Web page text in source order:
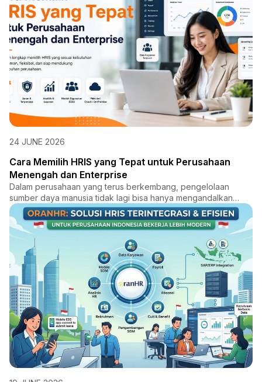
24 JUNE 2026
Cara Memilih HRIS yang Tepat untuk Perusahaan
Menengah dan Enterprise
Dalam perusahaan yang terus berkembang, pengelolaan
sumber daya manusia tidak lagi bisa hanya mengandalkan
proses manual...